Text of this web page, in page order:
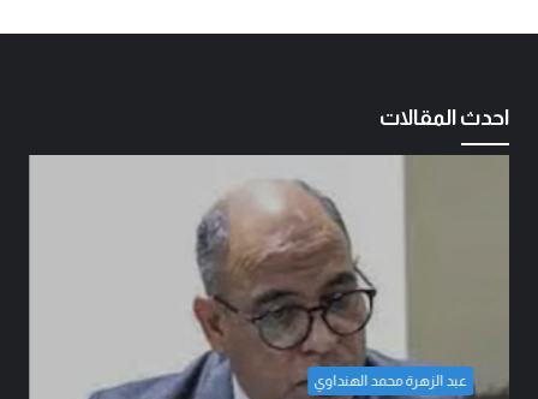
احدث المقالات
بقلم الشيخ عبد المنان السنبلي